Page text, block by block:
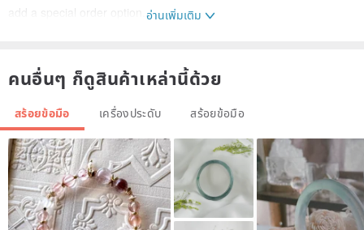
add a special order option.
* Three SPIRAL Sizes
* Small: Total length approximately 15.5 cm, suitable for wrist sizes
of approximately 14 - 15 cm.
* Medium: Total length approximately 16.5 cm, suitable for wrist
sizes of approximately 15 - 16 cm.
* Large: Total length approximately 17.5 cm, suitable for wrist sizes
อ่านเพิ่มเติม
คนอื่นๆ ก็ดูสินค้าเหล่านี้ด้วย
สร้อยข้อมือ เครื่องประดับ สร้อยข้อมือ